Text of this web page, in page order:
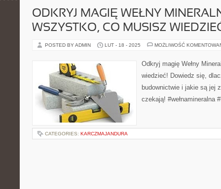
ODKRYJ MAGIĘ WEŁNY
WSZYSTKO, CO MUSISZ
POSTED BY ADMIN LUT - 18 - 2025 MOŻLIWOŚĆ
Odkryj magię Wełny
wiedzieć! Dowiedz się,
budownictwie i jakie są jej
czekają! #wełnamineralna
CATEGORIES: KARCZMAJANDURA